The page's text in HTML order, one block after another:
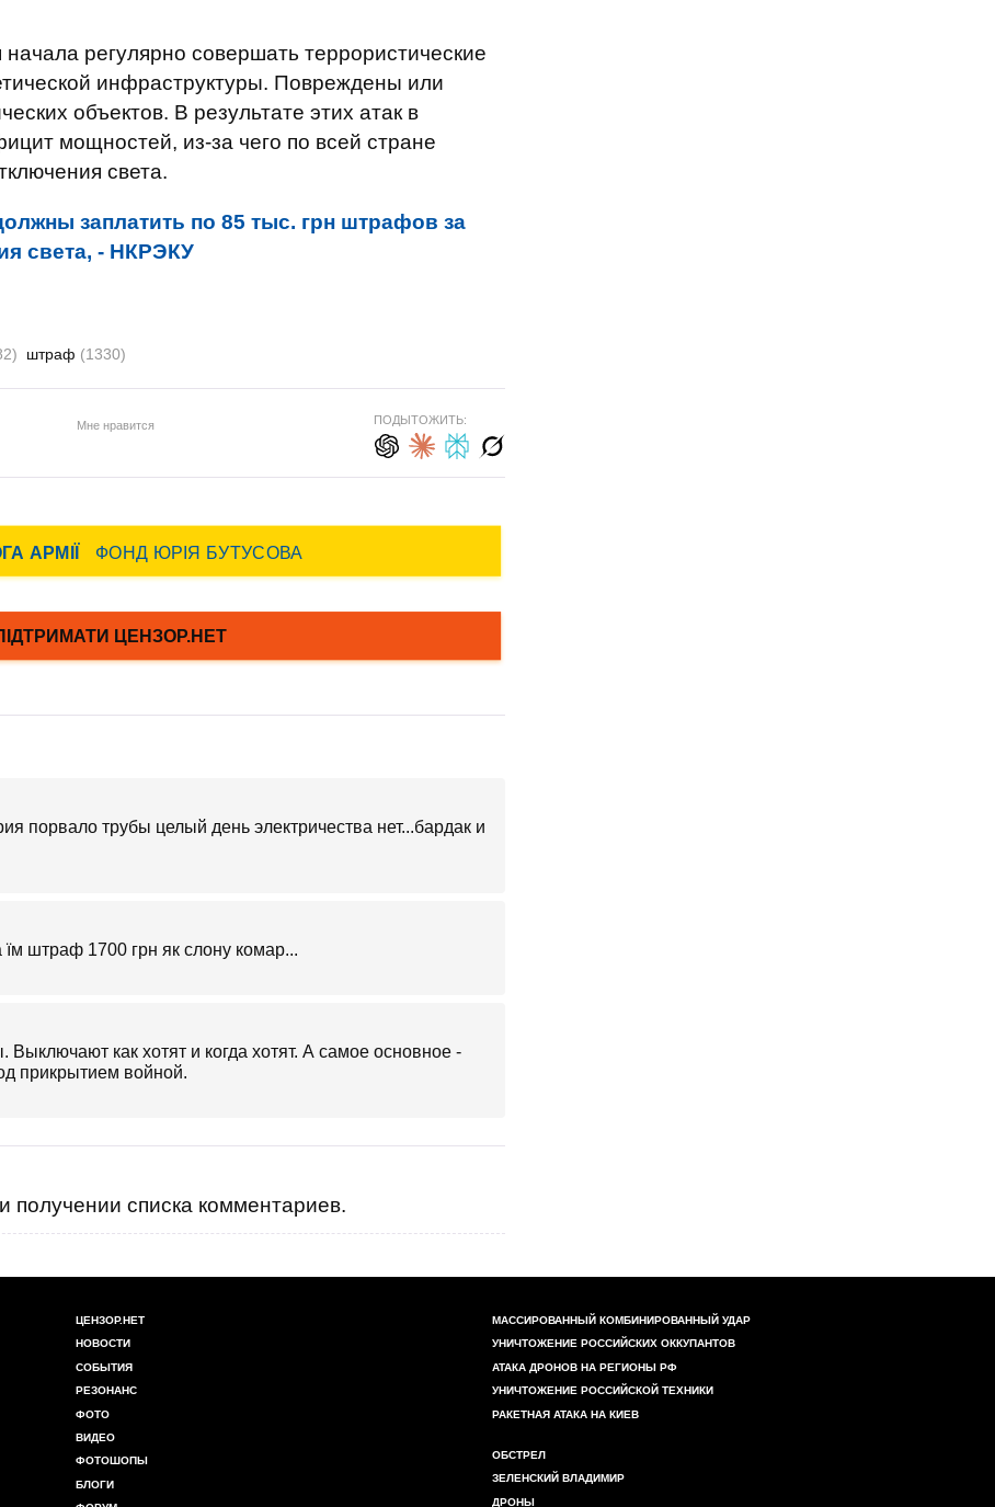
регулярно совершать террористические
инфраструктуры. Повреждены или
объектов. В результате этих атак в
мощностей, из-за чего по всей стране
света.
заплатить по 85 тыс. грн штрафов за
света, - НКРЭКУ
штраф (1330)
Мне нравится ПОДЫТОЖИТЬ:
порвало трубы целый день электричества нет...бардак и
їм штраф 1700 грн як слону комар...
как хотят и когда хотят. А самое основное -
прикрытием войной.
списка комментариев.
ЦЕНЗОР.НЕТ
НОВОСТИ
СОБЫТИЯ
РЕЗОНАНС
ФОТО
ВИДЕО
ФОТОШОПЫ
БЛОГИ
МАССИРОВАННЫЙ КОМБИНИРОВАННЫЙ УДАР
УНИЧТОЖЕНИЕ РОССИЙСКИХ ОККУПАНТОВ
АТАКА ДРОНОВ НА РЕГИОНЫ РФ
УНИЧТОЖЕНИЕ РОССИЙСКОЙ ТЕХНИКИ
РАКЕТНАЯ АТАКА НА КИЕВ
ОБСТРЕЛ
ЗЕЛЕНСКИЙ ВЛАДИМИР
ДРОНЫ